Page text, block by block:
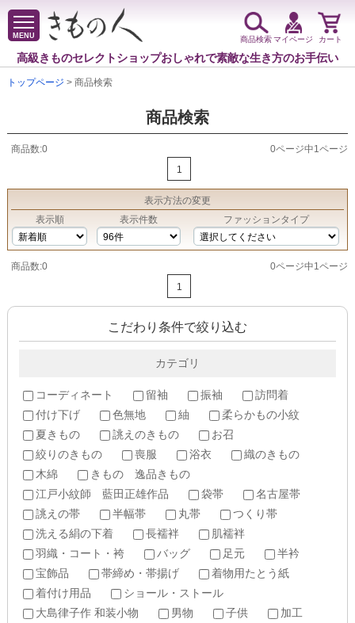
MENU
高級きものセレクトショップおしゃれで素敵な生き方のお手伝い
商品検索マイページ カート
トップページ > 商品検索
商品検索
商品数:0
0ページ中1ページ
1
表示方法の変更
表示順
表示件数 ファッションタイプ
商品数:0
0ページ中1ページ
1
こだわり条件で絞り込む
カテゴリ
コーディネート 留袖 振袖
訪問着
付け下げ
色無地 紬
柔らかもの小紋
夏きもの
誂えのきもの
お召
絞りのきもの
喪服 浴衣
織のきもの
木綿
きもの 逸品きもの
江戸小紋師 藍田正雄作品
袋帯
名古屋帯
誂えの帯
半幅帯 丸帯
つくり帯
洗える絹の下着
長襦袢
肌襦袢
羽織・コート・袴
バッグ 足元
半衿
宝飾品
帯締め・帯揚げ
着物用たとう紙
着付け用品
ショール・ストール
大島律子作 和装小物
男物 子供
加工